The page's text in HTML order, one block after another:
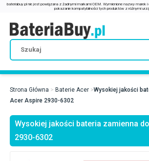
Strona Główna Baterie Acer
Wysokiej jakości
Acer Aspire 2930-6302
Wysokiej jakości bateria zamienna
2930-6302